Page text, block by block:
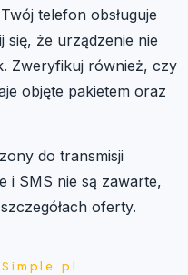
telefon obsługuje
się, że urządzenie nie
Zweryfikuj również, czy
objęte pakietem oraz
do transmisji
i SMS nie są zawarte,
oferty.